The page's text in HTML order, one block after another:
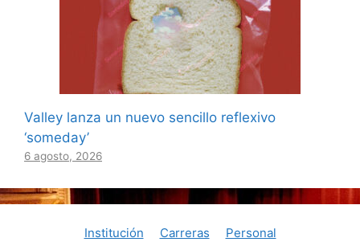
Valley lanza un nuevo sencillo reflexivo
‘someday’
6 agosto, 2026
Institución Carreras Personal